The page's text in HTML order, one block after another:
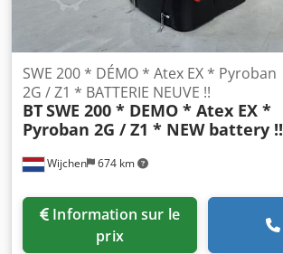
Wijchen 674 km
SWE 200 * DÉMO * Atex EX * Pyroban
2G / Z1 * BATTERIE NEUVE !!
BTSWE 200 * DEMO * Atex EX *
Pyroban 2G / Z1 * NEW battery !!
prix